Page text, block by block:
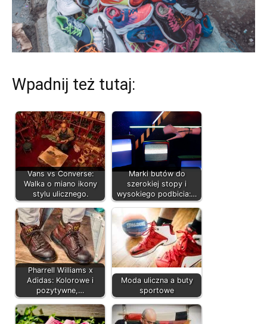
Wpadnij też tutaj:
Vans vs Converse:
Walka o miano ikony
stylu ulicznego.
Marki butów do
szerokiej stopy i
wysokiego podbicia:…
Pharrell Williams x
Adidas: Kolorowe i
pozytywne,…
Moda uliczna a buty
sportowe